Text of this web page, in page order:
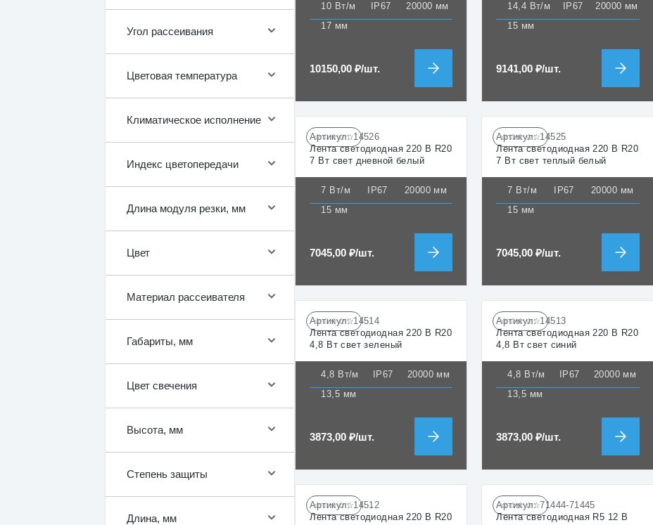
Угол рассеивания
Цветовая температура
Климатическое исполнение
Индекс цветопередачи
Длина модуля резки, мм
Цвет
Материал рассеивателя
Габариты, мм
Цвет свечения
Высота, мм
Степень защиты
Длина, мм
10 Вт/м IP67
20000 мм
17 мм
10150,00₽/шт.
14,4 Вт/м IP67
20000 мм
15 мм
9141,00₽/шт.
☆☆☆☆☆
Артикул:14526
Лента светодиодная 220 В R20
7 Вт свет дневной белый
7 Вт/м IP67
20000 мм
15 мм
7045,00₽/шт.
☆☆☆☆☆
Артикул:14525
Лента светодиодная 220 В R20
7 Вт свет теплый белый
7 Вт/м IP67
20000 мм
15 мм
7045,00₽/шт.
☆☆☆☆☆
Артикул:14514
Лента светодиодная 220 В R20
4,8 Вт свет зеленый
4,8 Вт/м IP67
20000 мм
13,5 мм
3873,00₽/шт.
☆☆☆☆☆
Артикул:14513
Лента светодиодная 220 В R20
4,8 Вт свет синий
4,8 Вт/м IP67
20000 мм
13,5 мм
3873,00₽/шт.
☆☆☆☆☆
Артикул:14512
Лента светодиодная 220 В R20
☆☆☆☆☆
Артикул:71444-71445
Лента светодиодная R5 12 В